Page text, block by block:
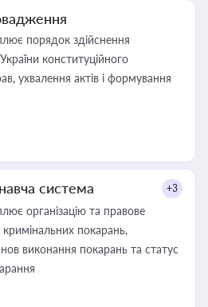
порядок здійснення
конституційного
ухвалення актів і формування
система +3
організацію та правове
покарань,
виконання покарань та статус